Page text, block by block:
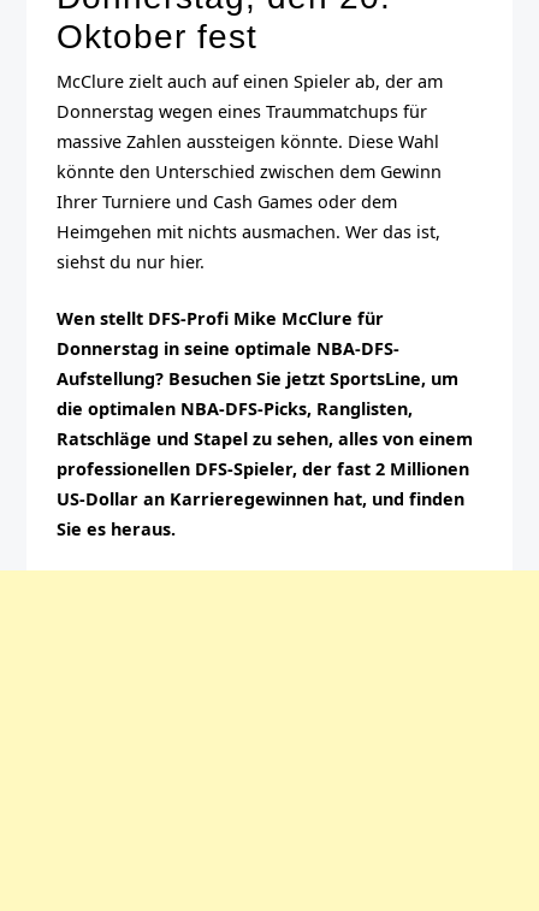
Oktober fest
McClure zielt auch auf einen Spieler ab, der am
Donnerstag wegen eines Traummatchups für
massive Zahlen aussteigen könnte. Diese Wahl
könnte den Unterschied zwischen dem Gewinn
Ihrer Turniere und Cash Games oder dem
Heimgehen mit nichts ausmachen. Wer das ist,
siehst du nur hier.
Wen stellt DFS-Profi Mike McClure für
Donnerstag in seine optimale NBA-DFS-
Aufstellung? Besuchen Sie jetzt SportsLine, um
die optimalen NBA-DFS-Picks, Ranglisten,
Ratschläge und Stapel zu sehen, alles von einem
professionellen DFS-Spieler, der fast 2 Millionen
US-Dollar an Karrieregewinnen hat, und finden
Sie es heraus.